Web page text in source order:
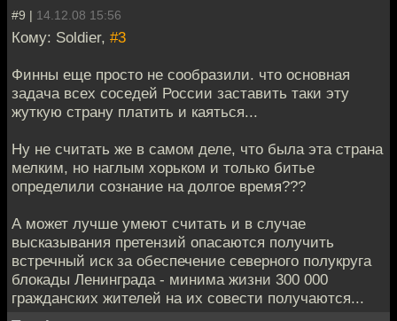
#9 | 14.12.08 15:56
Кому: Soldier, #3
Финны еще просто не сообразили. что основная
задача всех соседей России заставить таки эту
жуткую страну платить и каяться...
Ну не считать же в самом деле, что была эта страна
мелким, но наглым хорьком и только битье
определили сознание на долгое время???
А может лучше умеют считать и в случае
высказывания претензий опасаются получить
встречный иск за обеспечение северного полукруга
блокады Ленинграда - минима жизни 300 000
гражданских жителей на их совести получаются...